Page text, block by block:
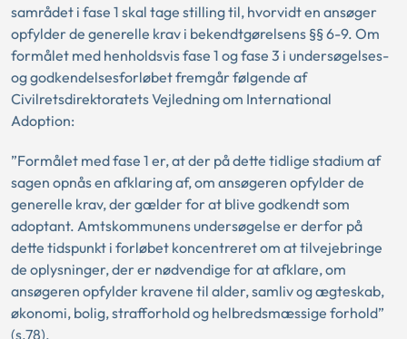
samrådet i fase 1 skal tage stilling til, hvorvidt en ansøger
opfylder de generelle krav i bekendtgørelsens §§ 6-9. Om
formålet med henholdsvis fase 1 og fase 3 i undersøgelses-
og godkendelsesforløbet fremgår følgende af
Civilretsdirektoratets Vejledning om International
Adoption:
”Formålet med fase 1 er, at der på dette tidlige stadium af
sagen opnås en afklaring af, om ansøgeren opfylder de
generelle krav, der gælder for at blive godkendt som
adoptant. Amtskommunens undersøgelse er derfor på
dette tidspunkt i forløbet koncentreret om at tilvejebringe
de oplysninger, der er nødvendige for at afklare, om
ansøgeren opfylder kravene til alder, samliv og ægteskab,
økonomi, bolig, strafforhold og helbredsmæssige forhold”
(s.78).